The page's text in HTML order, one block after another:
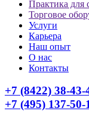
Практика для
Торговое
Услуги
Карьера
Наш опыт
О нас
Контакты
+7 (8422) 38-43-
+7 (495) 137-50-